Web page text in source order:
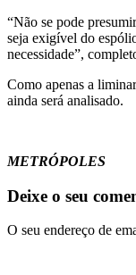
“Não se pode
seja exigível do
necessidade”,
Como apenas a
ainda será analisado.
METRÓPOLES
Deixe o seu
O seu endereço de